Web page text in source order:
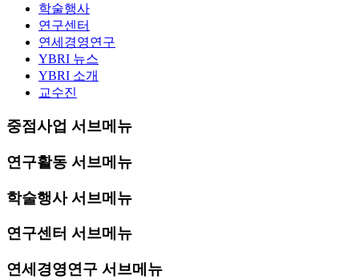
학술행사
연구센터
연세경영연구
YBRI 뉴스
YBRI 소개
교수진
중점사업 서브메뉴
연구활동 서브메뉴
학술행사 서브메뉴
연구센터 서브메뉴
연세경영연구 서브메뉴